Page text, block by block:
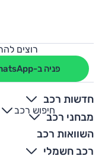
רוצים
פניה ב-WhatsApp
חדשות רכב
מבחני רכב
השוואות רכב
רכב חשמלי
חיפוש רכב
+
-
כך תזהו את סוחרי הרכב